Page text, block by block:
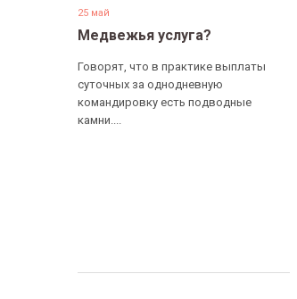
25 май
Медвежья услуга?
Говорят, что в практике выплаты
суточных за однодневную
командировку есть подводные
камни....